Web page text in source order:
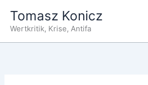
Inhalt
springen
Tomasz Konicz
Wertkritik, Krise, Antifa